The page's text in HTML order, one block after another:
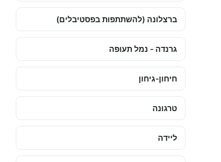
ברצלונה (להשתתפות בפסטיבלים)
גרנדה - נמל תעופה
חיחון-גיחון
טרגונה
ליידה